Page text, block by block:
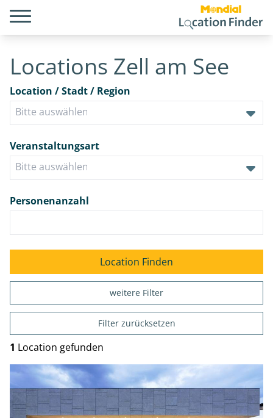
Locations Zell am See
Location / Stadt / Region
Veranstaltungsart
Personenanzahl
weitere Filter
Filter zurücksetzen
1 Location gefunden